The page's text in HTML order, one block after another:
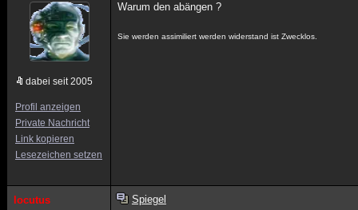
dabei seit 2005
Profil anzeigen
Private Nachricht
Link kopieren
Lesezeichen setzen
Warum den abängen ?
Sie werden assimiliert werden widerstand ist Zwecklos.
locutus Spiegel